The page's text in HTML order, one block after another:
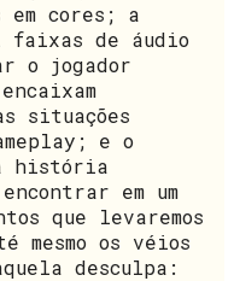
em cores; a
faixas de áudio
o jogador
situações
e o
história
em um
que levaremos
os véios
desculpa: